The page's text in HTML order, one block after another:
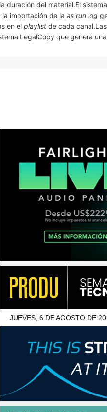
duración del material.El
importación de la as run log
en el playlist de cada
LegalCopy que genera